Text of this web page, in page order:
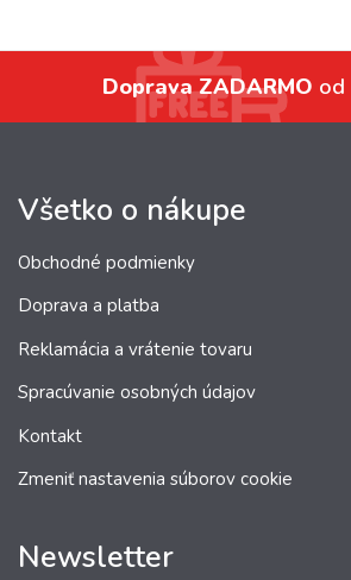
Doprava ZADARMO od
Všetko o nákupe
Obchodné podmienky
Doprava a platba
Reklamácia a vrátenie tovaru
Spracúvanie osobných údajov
Kontakt
Zmeniť nastavenia súborov cookie
Newsletter